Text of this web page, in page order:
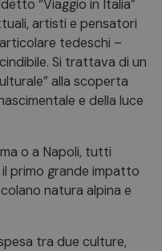
“Viaggio in Italia”
artisti e pensatori
tedeschi –
Si trattava di un
alla scoperta
e della luce
o a Napoli, tutti
il primo grande impatto
natura alpina e
tra due culture,